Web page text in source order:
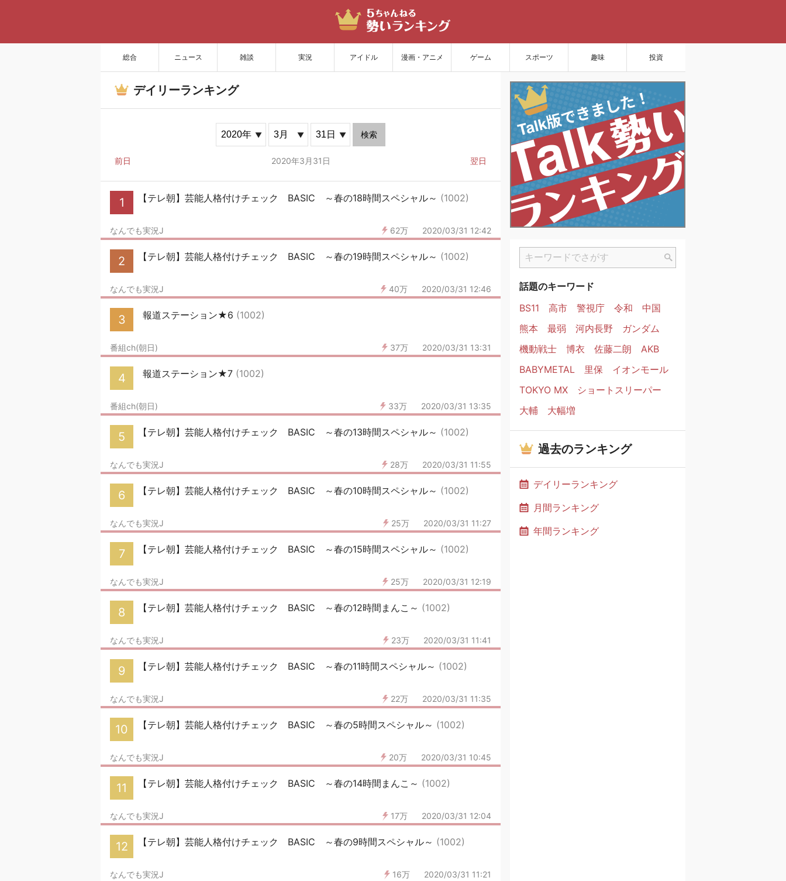
総合 ニュース 雑談 実況 アイドル 漫画・アニメ ゲーム スポーツ 趣味 投資
デイリーランキング
検索
前日 2020年3月31日 翌日
1 【テレ朝】芸能人格付けチェック BASIC ～春の18時間スペシャル～ (1002)
62万 2020/03/31 12:42
なんでも実況J
2 【テレ朝】芸能人格付けチェック BASIC ～春の19時間スペシャル～ (1002)
40万 2020/03/31 12:46
なんでも実況J
3 報道ステーション★6 (1002)
37万 2020/03/31 13:31
番組ch(朝日)
4 報道ステーション★7 (1002)
33万 2020/03/31 13:35
番組ch(朝日)
5 【テレ朝】芸能人格付けチェック BASIC ～春の13時間スペシャル～ (1002)
28万 2020/03/31 11:55
なんでも実況J
6 【テレ朝】芸能人格付けチェック BASIC ～春の10時間スペシャル～ (1002)
25万 2020/03/31 11:27
なんでも実況J
7 【テレ朝】芸能人格付けチェック BASIC ～春の15時間スペシャル～ (1002)
25万 2020/03/31 12:19
なんでも実況J
8 【テレ朝】芸能人格付けチェック BASIC ～春の12時間まんこ～ (1002)
23万 2020/03/31 11:41
なんでも実況J
9 【テレ朝】芸能人格付けチェック BASIC ～春の11時間スペシャル～ (1002)
22万 2020/03/31 11:35
なんでも実況J
10 【テレ朝】芸能人格付けチェック BASIC ～春の5時間スペシャル～ (1002)
20万 2020/03/31 10:45
なんでも実況J
11 【テレ朝】芸能人格付けチェック BASIC ～春の14時間まんこ～ (1002)
17万 2020/03/31 12:04
なんでも実況J
12 【テレ朝】芸能人格付けチェック BASIC ～春の9時間スペシャル～ (1002)
16万 2020/03/31 11:21
なんでも実況J
話題のキーワード
BS11
高市 警視庁 令和
中国
熊本
最弱 河内長野
ガンダム
機動戦士
博衣 佐藤二朗
AKB
BABYMETAL
里保
イオンモール
TOKYO MX
ショートスリーパー
大輔
大幅増
過去のランキング
デイリーランキング
月間ランキング
年間ランキング